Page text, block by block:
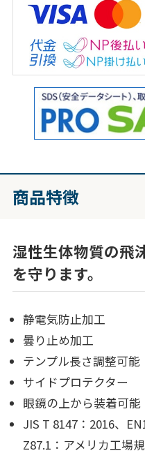
商品特徴
湿性生体物質の飛
を守ります。
静電気防止加工
曇り止め加工
テンプル長さ調整可能
サイドプロテクター
眼鏡の上から装着可能
JIS T 8147：2016、
Z87.1：アメリカ工場